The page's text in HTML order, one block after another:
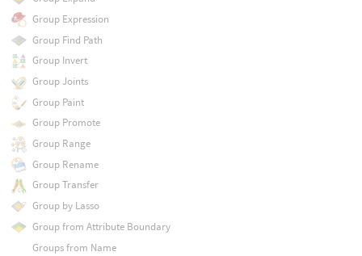
Group Expression
Group Find Path
Group Invert
Group Joints
Group Paint
Group Promote
Group Range
Group Rename
Group Transfer
Group by Lasso
Group from Attribute Boundary
Groups from Name